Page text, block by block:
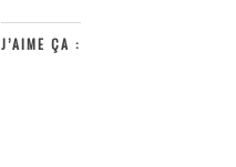
J’AIME ÇA :